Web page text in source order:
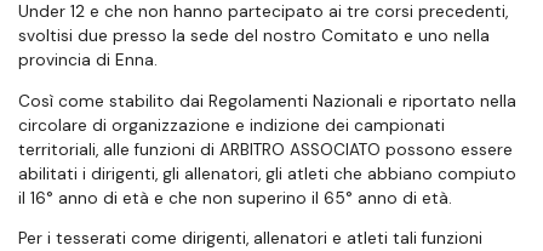
Under 12 e che non hanno partecipato ai tre corsi precedenti,
svoltisi due presso la sede del nostro Comitato e uno nella
provincia di Enna.
Così come stabilito dai Regolamenti Nazionali e riportato nella
circolare di organizzazione e indizione dei campionati
territoriali, alle funzioni di ARBITRO ASSOCIATO possono essere
abilitati i dirigenti, gli allenatori, gli atleti che abbiano compiuto
il 16° anno di età e che non superino il 65° anno di età.
Per i tesserati come dirigenti, allenatori e atleti tali funzioni